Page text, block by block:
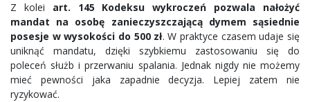
Z kolei art. 145 Kodeksu wykroczeń pozwala nałożyć
mandat na osobę zanieczyszczającą dymem sąsiednie
posesje w wysokości do 500 zł. W praktyce czasem udaje się
uniknąć mandatu, dzięki szybkiemu zastosowaniu się do
poleceń służb i przerwaniu spalania. Jednak nigdy nie możemy
mieć pewności jaka zapadnie decyzja. Lepiej zatem nie
ryzykować.